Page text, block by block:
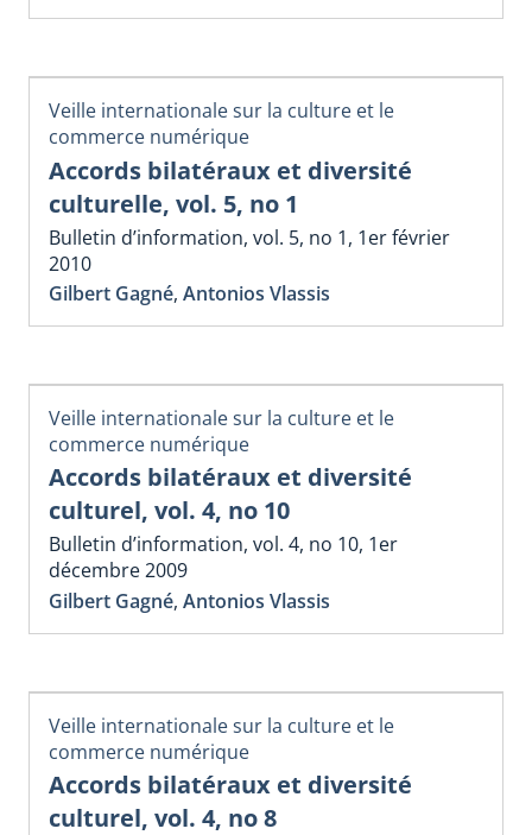
Veille internationale sur la culture et le
commerce numérique
Accords bilatéraux et diversité
culturelle, vol. 5, no 1
Bulletin d’information, vol. 5, no 1, 1er février
2010
Gilbert Gagné, Antonios Vlassis
Veille internationale sur la culture et le
commerce numérique
Accords bilatéraux et diversité
culturel, vol. 4, no 10
Bulletin d’information, vol. 4, no 10, 1er
décembre 2009
Gilbert Gagné, Antonios Vlassis
Veille internationale sur la culture et le
commerce numérique
Accords bilatéraux et diversité
culturel, vol. 4, no 8